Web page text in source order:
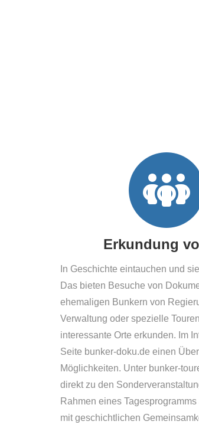
Erkundung
In Geschichte eintauchen und
Das bieten Besuche von
ehemaligen Bunkern von
Verwaltung oder spezielle
interessante Orte erkunden. Im
Seite bunker-doku.de einen
Möglichkeiten. Unter bunker-
direkt zu den
Rahmen eines
mit geschichtlichen